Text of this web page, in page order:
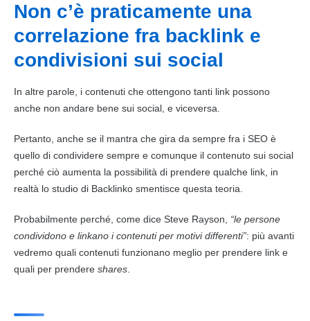
Non c’è praticamente una
correlazione fra backlink e
condivisioni sui social
In altre parole, i contenuti che ottengono tanti link possono
anche non andare bene sui social, e viceversa.
Pertanto, anche se il mantra che gira da sempre fra i SEO è
quello di condividere sempre e comunque il contenuto sui social
perché ciò aumenta la possibilità di prendere qualche link , in
realtà lo studio di Backlinko smentisce questa teoria.
Probabilmente perché, come dice Steve Rayson, “le persone
condividono e linkano icontenutiper motivi differenti”: più avanti
vedremo quali contenuti funzionano meglio per prendere link e
quali per prendere shares